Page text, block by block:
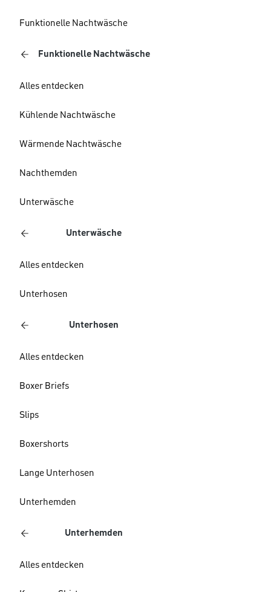
Funktionelle Nachtwäsche
Funktionelle Nachtwäsche
Alles entdecken
Kühlende Nachtwäsche
Wärmende Nachtwäsche
Nachthemden
Unterwäsche
Unterwäsche
Alles entdecken
Unterhosen
Unterhosen
Alles entdecken
Boxer Briefs
Slips
Boxershorts
Lange Unterhosen
Unterhemden
Unterhemden
Alles entdecken